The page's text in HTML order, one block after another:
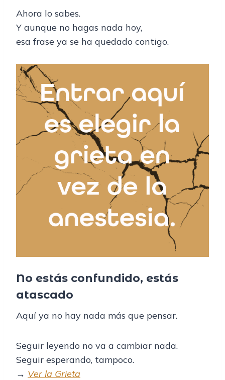
Ahora lo sabes.
Y aunque no hagas nada hoy,
esa frase ya se ha quedado contigo.
No estás confundido, estás
atascado
Aquí ya no hay nada más que pensar.
Seguir leyendo no va a cambiar nada.
Seguir esperando, tampoco.
→ Ver la Grieta